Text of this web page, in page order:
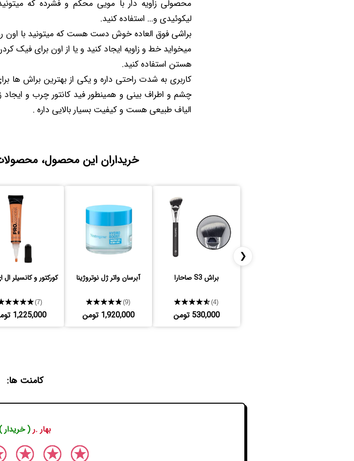
محصولی زاویه دار با مویی محکم و فشرده که
لیکوئیدی و... استفاده کنید.
براشی فوق العاده خوش دست هست که میتونید با اون
میخواید خط و زاویه ایجاد کنید و یا از اون برای
هستن استفاده کنید.
کاربری به شدت راحتی داره و یکی از بهترین براش ها
چشم و اطراف بینی و همینطور فید کانتور چرب و
الیاف طبیعی هست و کیفیت بسیار بالایی داره .
خریداران این محصول،
❮
براش S3 صاحارا
★★★★★(4)
530,000 تومن
آبرسان واتر ژل نوتروژینا
★★★★★(9)
1,920,000 تومن
کورکتور و کانسیلر
(7)
1,225,000 تومن
کامنت ها:
بهار .ر( خریدار